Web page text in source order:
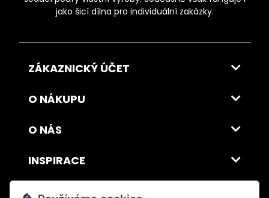
jako šicí dílna pro individuální zakázky.
ZÁKAZNICKÝ ÚČET
O NÁKUPU
O NÁS
INSPIRACE
DOPRAVA A PLATBA